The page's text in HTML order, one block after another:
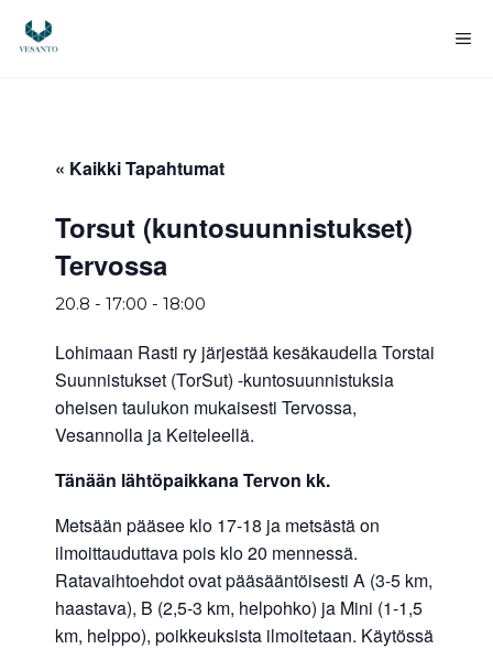
sisältöön
« Kaikki Tapahtumat
Torsut (kuntosuunnistukset)
Tervossa
20.8 - 17:00 - 18:00
Lohimaan Rasti ry järjestää kesäkaudella Torstai
Suunnistukset (TorSut) -kuntosuunnistuksia
oheisen taulukon mukaisesti Tervossa,
Vesannolla ja Keiteleellä.
Tänään lähtöpaikkana Tervon kk.
Metsään pääsee klo 17-18 ja metsästä on
ilmoittauduttava pois klo 20 mennessä.
Ratavaihtoehdot ovat pääsääntöisesti A (3-5 km,
haastava), B (2,5-3 km, helpohko) ja Mini (1-1,5
km, helppo), poikkeuksista ilmoitetaan. Käytössä